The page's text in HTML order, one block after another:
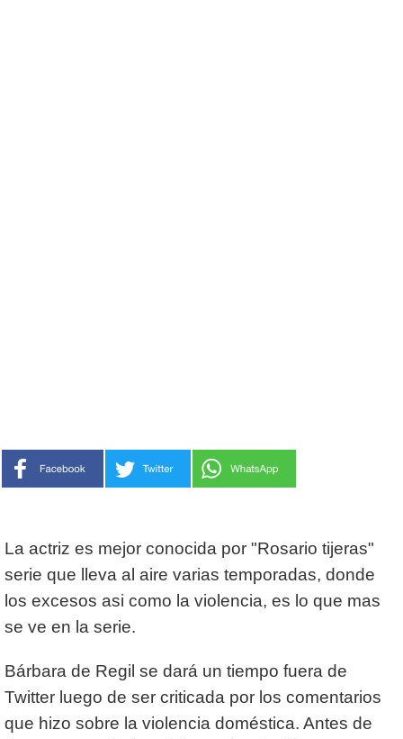
La actriz es mejor conocida por "Rosario tijeras"
serie que lleva al aire varias temporadas, donde
los excesos asi como la violencia, es lo que mas
se ve en la serie.
Bárbara de Regil se dará un tiempo fuera de
Twitter luego de ser criticada por los comentarios
que hizo sobre la violencia doméstica. Antes de